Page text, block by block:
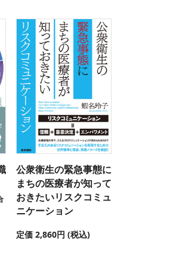
公衆衛生の緊急事態に
まちの医療者が知って
おきたいリスクコミュ
ニケーション
定価 2,860円 (税込)